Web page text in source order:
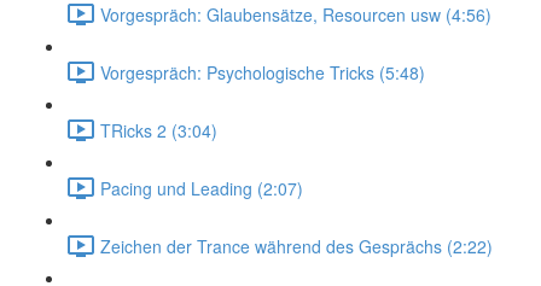
Vorgespräch: Glaubensätze, Resourcen usw (4:56)
Vorgespräch: Psychologische Tricks (5:48)
TRicks 2 (3:04)
Pacing und Leading (2:07)
Zeichen der Trance während des Gesprächs (2:22)